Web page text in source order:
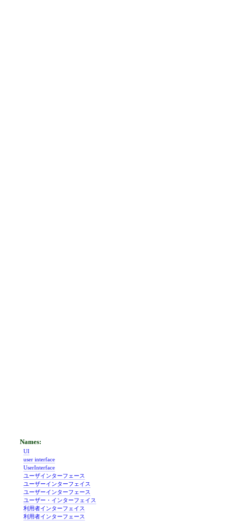
UI
user interface
UserInterface
ユーザインターフェース
ユーザーインターフェイス
ユーザーインターフェース
ユーザー・インターフェイス
利用者インターフェイス
利用者インターフェース